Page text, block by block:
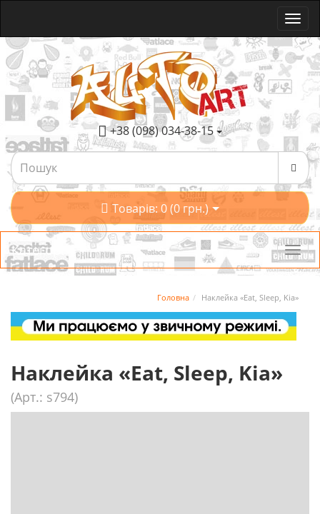
+38 (098) 034-38-15
Товарів: 0 (0 грн.)
Категорії
Головна Наклейка «Eat, Sleep, Kia»
Наклейка «Eat, Sleep, Kia»
(Арт.: s794)